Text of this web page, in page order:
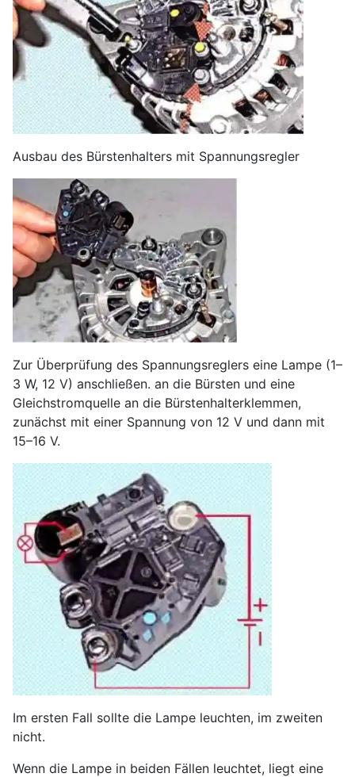
Ausbau des Bürstenhalters mit Spannungsregler
Zur Überprüfung des Spannungsreglers eine Lampe (1–
3 W, 12 V) anschließen. an die Bürsten und eine
Gleichstromquelle an die Bürstenhalterklemmen,
zunächst mit einer Spannung von 12 V und dann mit
15–16 V.
Im ersten Fall sollte die Lampe leuchten, im zweiten
nicht.
Wenn die Lampe in beiden Fällen leuchtet, liegt eine